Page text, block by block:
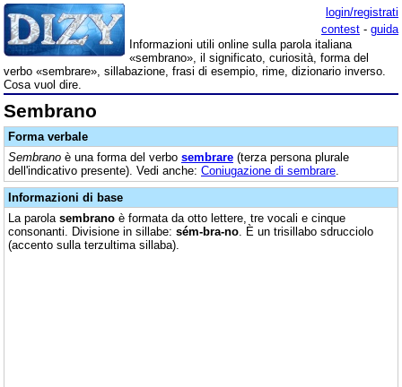
login/registrati
contest - guida
Informazioni utili online sulla parola italiana
«sembrano», il significato, curiosità, forma del
verbo «sembrare», sillabazione, frasi di esempio, rime, dizionario inverso.
Cosa vuol dire.
Sembrano
Forma verbale
Sembrano è una forma del verbo sembrare (terza persona plurale
dell'indicativo presente). Vedi anche: Coniugazione di sembrare
Informazioni di base
La parola sembrano è formata da otto lettere, tre vocali e cinque
consonanti. Divisione in sillabe: sém-bra-no . È un trisillabo sdrucciolo
(accento sulla terzultima sillaba).